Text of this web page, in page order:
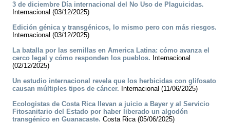
3 de diciembre Día internacional del No Uso de Plaguicidas.
Internacional (03/12/2025)
Edición génica y transgénicos, lo mismo pero con más riesgos.
Internacional (03/12/2025)
La batalla por las semillas en America Latina: cómo avanza el
cerco legal y cómo responden los pueblos. Internacional
(02/12/2025)
Un estudio internacional revela que los herbicidas con glifosato
causan múltiples tipos de cáncer. Internacional (11/06/2025)
Ecologistas de Costa Rica llevan a juicio a Bayer y al Servicio
Fitosanitario del Estado por haber liberado un algodón
transgénico en Guanacaste. Costa Rica (05/06/2025)